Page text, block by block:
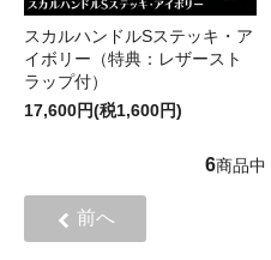
スカルハンドルSステッキ・ア
イボリー（特典：レザースト
ラップ付）
17,600円(税1,600円)
6商品中
前へ